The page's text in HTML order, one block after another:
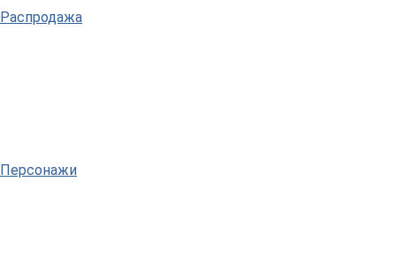
Распродажа
Персонажи